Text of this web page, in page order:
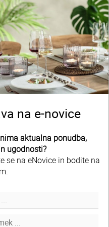
na e-novice
aktualna ponudba,
ugodnosti?
se na eNovice in bodite na
B2B spletna trgovina
O podjetju
ponudba,
Prijavite se
na tekočem.
d.o.o., Vse pravice pridržane |